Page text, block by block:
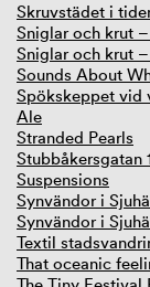
Skruvstädet i
Sniglar och krut
Sniglar och krut
Sounds About
Spökskeppet vid
Ale
Stranded Pearls
Suspensions
Synvändor i
Synvändor i
Textil
That oceanic